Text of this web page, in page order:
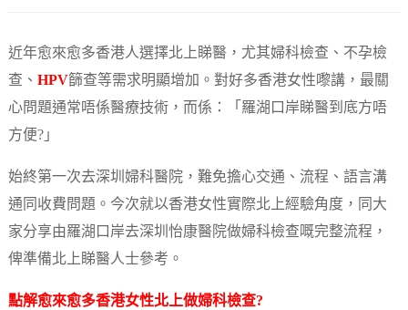
近年愈來愈多香港人選擇北上睇醫，尤其婦科檢查、不孕檢
查、 HPV篩查等需求明顯增加。對好多香港女性嚟講，最關
心問題通常唔係醫療技術，而係：「羅湖口岸睇醫到底方唔
方便?」
始終第一次去深圳婦科醫院，難免擔心交通、流程、語言溝
通同收費問題。今次就以香港女性實際北上經驗角度，同大
家分享由羅湖口岸去深圳怡康醫院做婦科檢查嘅完整流程，
俾準備北上睇醫人士參考。
點解愈來愈多香港女性北上做婦科檢查?